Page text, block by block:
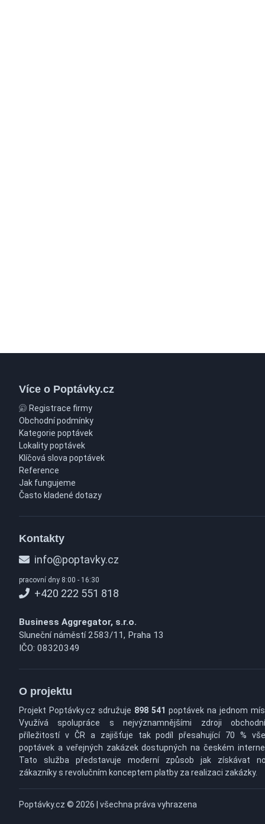
Více o Poptávky.cz
Registrace firmy
Obchodní podmínky
Kategorie poptávek
Lokality poptávek
Klíčová slova poptávek
Reference
Jak fungujeme
Často kladené dotazy
Kontakty
info@poptavky.cz
pracovní dny 8:00 - 16:30
+420 222 551 818
Business Aggregator, s.r.o.
Sluneční náměstí 2583/11, Praha 13
IČO: 08320349
O projektu
Projekt Poptávky.cz sdružuje 898 541 poptávek na jednom
Využívá spolupráce s nejvýznamnějšími zdroji
příležitostí v ČR a zajišťuje tak podíl přesahující 70 %
poptávek a veřejných zakázek dostupných na českém
Tato služba představuje moderní způsob jak získávat
zákazníky s revolučním konceptem platby za realizaci zakázky.
Poptávky.cz © 2026 | všechna práva vyhrazena